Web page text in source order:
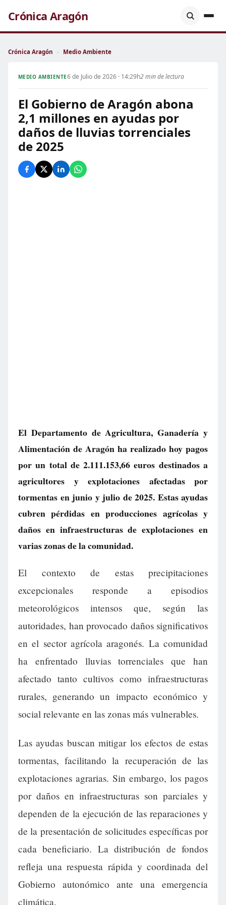
Crónica Aragón
Crónica Aragón › Medio Ambiente
MEDIO AMBIENTE6 de Julio de 2026 · 14:29h2 min de lectura
El Gobierno de Aragón abona
2,1 millones en ayudas por
daños de lluvias torrenciales
de 2025
El Departamento de Agricultura, Ganadería y
Alimentación de Aragón ha realizado hoy pagos
por un total de 2.111.153,66 euros destinados a
agricultores y explotaciones afectadas por
tormentas en junio y julio de 2025. Estas ayudas
cubren pérdidas en producciones agrícolas y
daños en infraestructuras de explotaciones en
varias zonas de la comunidad.
El contexto de estas precipitaciones
excepcionales responde a episodios
meteorológicos intensos que, según las
autoridades, han provocado daños significativos
en el sector agrícola aragonés. La comunidad
ha enfrentado lluvias torrenciales que han
afectado tanto cultivos como infraestructuras
rurales, generando un impacto económico y
social relevante en las zonas más vulnerables.
Las ayudas buscan mitigar los efectos de estas
tormentas, facilitando la recuperación de las
explotaciones agrarias. Sin embargo, los pagos
por daños en infraestructuras son parciales y
dependen de la ejecución de las reparaciones y
de la presentación de solicitudes específicas por
cada beneficiario. La distribución de fondos
refleja una respuesta rápida y coordinada del
Gobierno autonómico ante una emergencia
climática.